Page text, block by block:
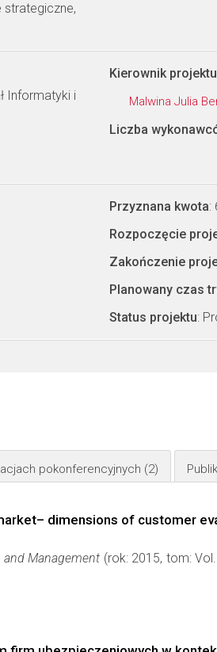
strategiczne,
Informatyki i
Kierownik projektu
Malwina Julia
Liczba
Przyznana kwota:
Rozpoczęcie
Zakończenie
Planowany czas
Status projektu:
pokonferencyjnych (2)
dimensions of customer
Management (rok: 2015, tom: